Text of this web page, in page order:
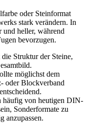
oder Steinformat
stark verändern. In
und heller, während
bevorzugen.
Struktur der Steine,
möglichst dem
oder Blockverband
häufig von heutigen DIN-
Sonderformate zu
anzupassen.